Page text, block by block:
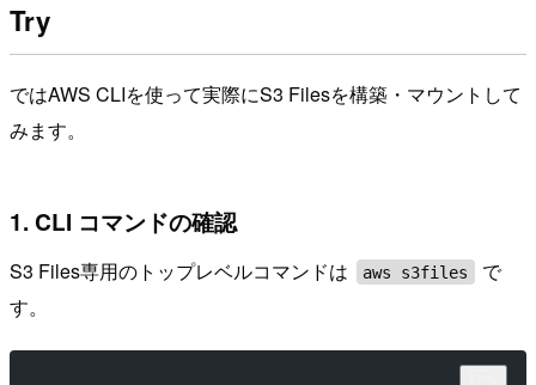
Try
ではAWS CLIを使って実際にS3 Filesを構築・マウントして
みます。
1. CLI コマンドの確認
S3 Files専用のトップレベルコマンドは aws s3files
で
す。